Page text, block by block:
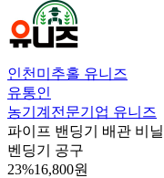
인천미추홀 유니즈
유통인
농기계전문기업 유니즈
파이프 밴딩기 배관 비
벤딩기 공구
23%16,800원